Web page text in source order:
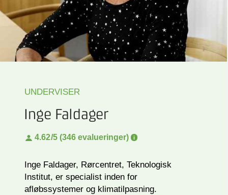
UNDERVISER
Inge Faldager
4.62/5 (346 evalueringer)
Inge Faldager, Rørcentret, Teknologisk
Institut, er specialist inden for
afløbssystemer og klimatilpasning.